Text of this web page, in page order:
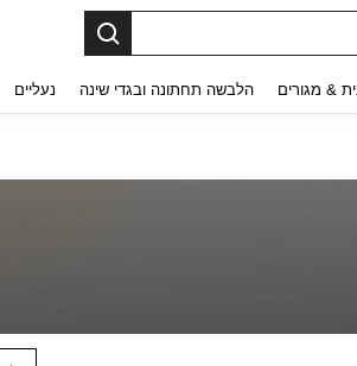
& מגורים הלבשה תחתונה ובגדי שינה נעליים